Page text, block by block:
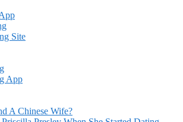
Site
App
A Chinese Wife?